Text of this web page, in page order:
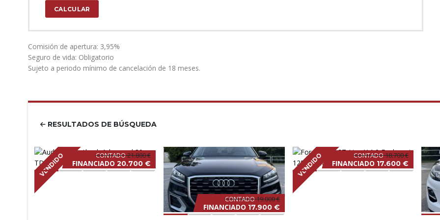
CALCULAR
Comisión de apertura: 3,95%
Seguro de vida: Obligatorio
Sujeto a periodo mínimo de cancelación de 18 meses.
RESULTADOS DE BÚSQUEDA
VENDIDO CONTADO21.800 €
FINANCIADO 20.700 €
CONTADO19.000 €
FINANCIADO 17.900 €
VENDIDO CONTADO18.700 €
FINANCIADO 17.600 €